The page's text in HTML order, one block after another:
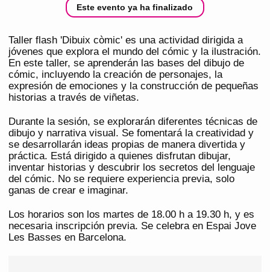
Este evento ya ha finalizado
Taller flash 'Dibuix còmic' es una actividad dirigida a
jóvenes que explora el mundo del cómic y la ilustración.
En este taller, se aprenderán las bases del dibujo de
cómic, incluyendo la creación de personajes, la
expresión de emociones y la construcción de pequeñas
historias a través de viñetas.
Durante la sesión, se explorarán diferentes técnicas de
dibujo y narrativa visual. Se fomentará la creatividad y
se desarrollarán ideas propias de manera divertida y
práctica. Está dirigido a quienes disfrutan dibujar,
inventar historias y descubrir los secretos del lenguaje
del cómic. No se requiere experiencia previa, solo
ganas de crear e imaginar.
Los horarios son los martes de 18.00 h a 19.30 h, y es
necesaria inscripción previa. Se celebra en Espai Jove
Les Basses en Barcelona.